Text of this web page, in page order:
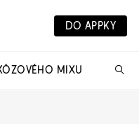
DO APPKY
MIXU